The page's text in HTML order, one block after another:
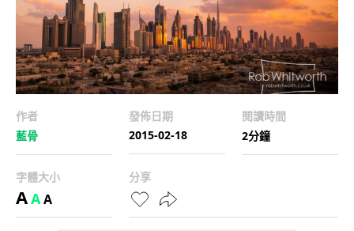
作者
藍骨
發佈日期
2015-02-18
閱讀時間
2分鐘
字體大小
AAA
分享